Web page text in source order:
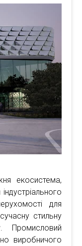
екосистема,
для
стильну
Промисловий
виробничого